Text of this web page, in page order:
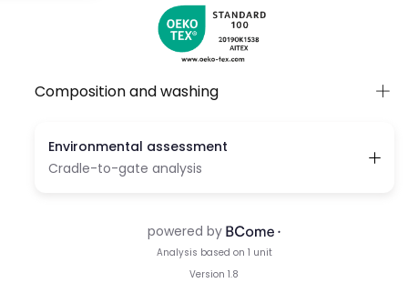
Composition and washing